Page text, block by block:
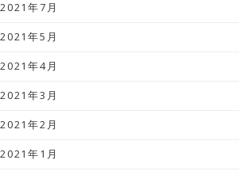
2021年7月
2021年5月
2021年4月
2021年3月
2021年2月
2021年1月